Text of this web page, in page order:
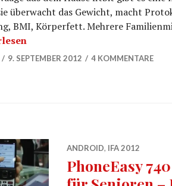
überwacht das Gewicht, macht
BMI, Körperfett. Mehrere
Aria Wifi mit BMI und
9. SEPTEMBER 2012 4 KOMMENTARE
ANDROID, IFA 2012
PhoneEasy